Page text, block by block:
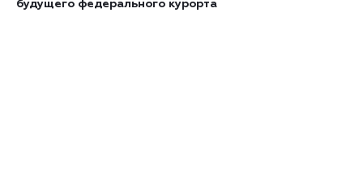
будущего федерального курорта